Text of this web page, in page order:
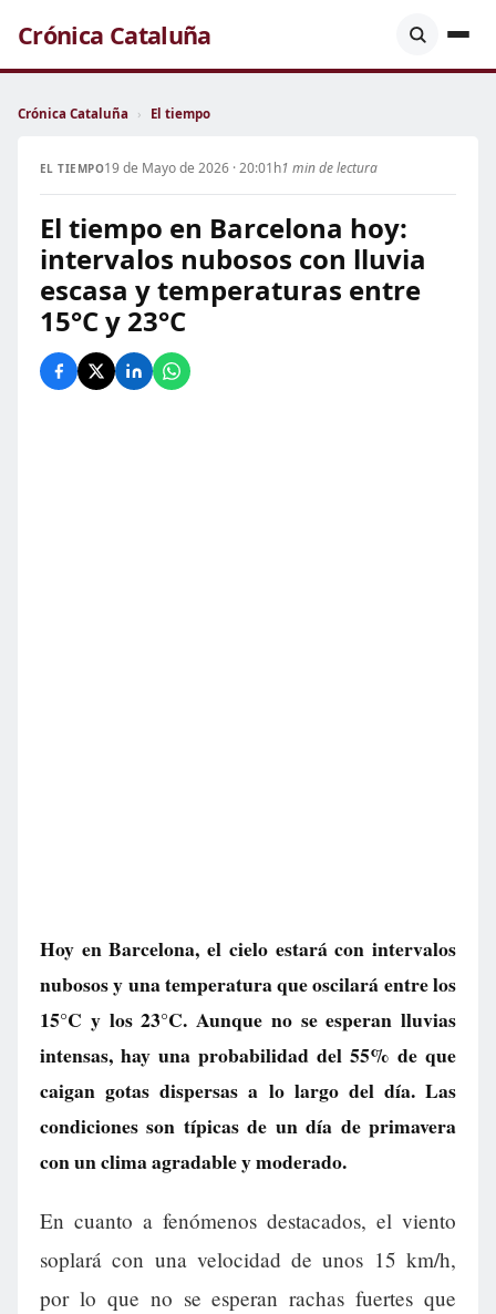
Crónica Cataluña
Crónica Cataluña › El tiempo
EL TIEMPO19 de Mayo de 2026 · 20:01h1 min de lectura
El tiempo en Barcelona hoy:
intervalos nubosos con lluvia
escasa y temperaturas entre
15°C y 23°C
Hoy en Barcelona, el cielo estará con intervalos
nubosos y una temperatura que oscilará entre los
15°C y los 23°C. Aunque no se esperan lluvias
intensas, hay una probabilidad del 55% de que
caigan gotas dispersas a lo largo del día. Las
condiciones son típicas de un día de primavera
con un clima agradable y moderado.
En cuanto a fenómenos destacados, el viento
soplará con una velocidad de unos 15 km/h,
por lo que no se esperan rachas fuertes que